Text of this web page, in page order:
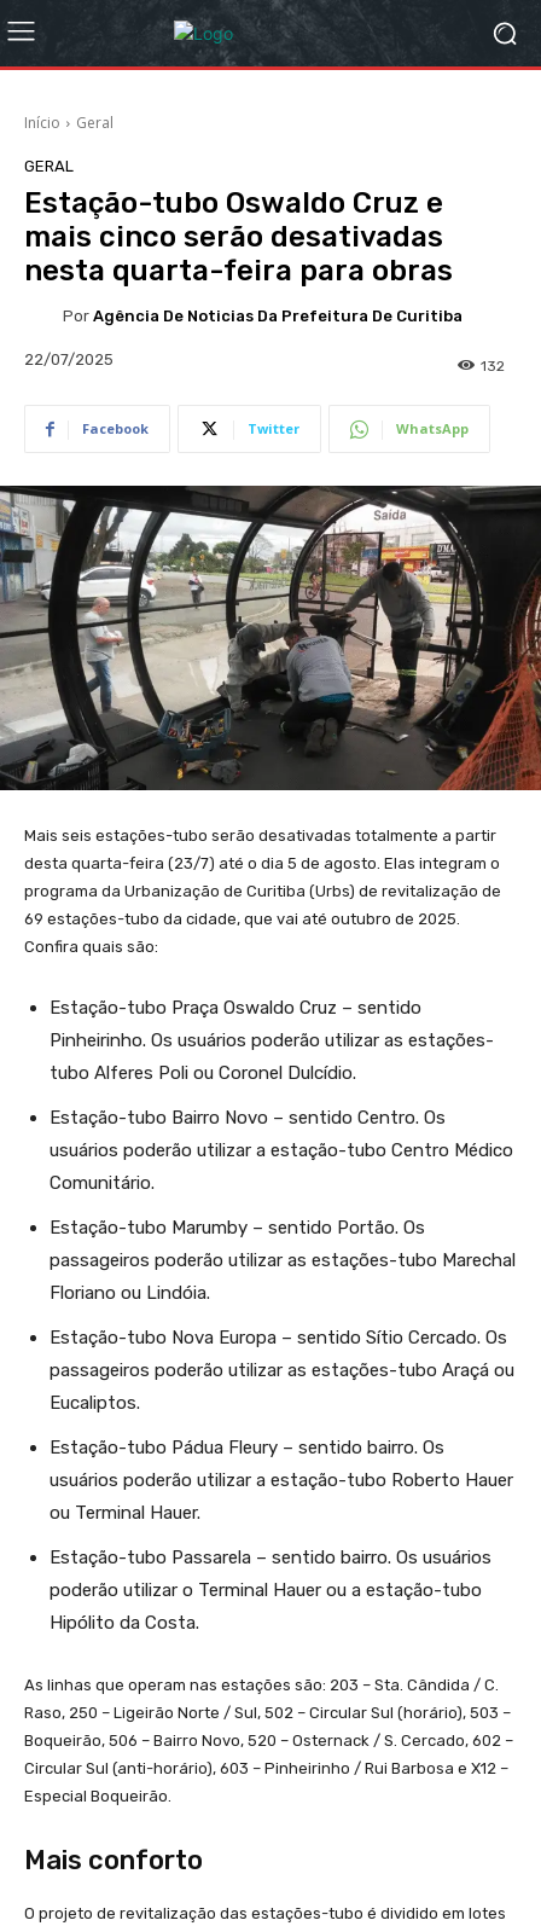
Início Geral
GERAL
Estação-tubo Oswaldo Cruz e
mais cinco serão desativadas
nesta quarta-feira para obras
Por Agência De Noticias Da Prefeitura De Curitiba
22/07/2025 132
Facebook Twitter WhatsApp
Mais seis estações-tubo serão desativadas totalmente a partir
desta quarta-feira (23/7) até o dia 5 de agosto. Elas integram o
programa da Urbanização de Curitiba (Urbs) de revitalização de
69 estações-tubo da cidade, que vai até outubro de 2025.
Confira quais são:
Estação-tubo Praça Oswaldo Cruz – sentido
Pinheirinho. Os usuários poderão utilizar as estações-
tubo Alferes Poli ou Coronel Dulcídio.
Estação-tubo Bairro Novo – sentido Centro. Os
usuários poderão utilizar a estação-tubo Centro Médico
Comunitário.
Estação-tubo Marumby – sentido Portão. Os
passageiros poderão utilizar as estações-tubo Marechal
Floriano ou Lindóia.
Estação-tubo Nova Europa – sentido Sítio Cercado. Os
passageiros poderão utilizar as estações-tubo Araçá ou
Eucaliptos.
Estação-tubo Pádua Fleury – sentido bairro. Os
usuários poderão utilizar a estação-tubo Roberto Hauer
ou Terminal Hauer.
Estação-tubo Passarela – sentido bairro. Os usuários
poderão utilizar o Terminal Hauer ou a estação-tubo
Hipólito da Costa.
As linhas que operam nas estações são: 203 – Sta. Cândida / C.
Raso, 250 – Ligeirão Norte / Sul, 502 – Circular Sul (horário), 503 –
Boqueirão, 506 – Bairro Novo, 520 – Osternack / S. Cercado, 602 –
Circular Sul (anti-horário), 603 – Pinheirinho / Rui Barbosa e X12 –
Especial Boqueirão.
Mais conforto
O projeto de revitalização das estações-tubo é dividido em lotes